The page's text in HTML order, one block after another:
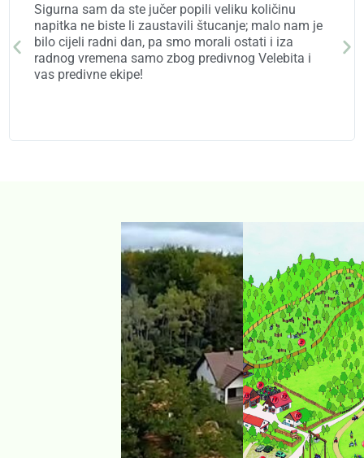
Sigurna sam da ste jučer popili veliku količinu
napitka ne biste li zaustavili štucanje; malo nam je
bilo cijeli radni dan, pa smo morali ostati i iza
radnog vremena samo zbog predivnog Velebita i
vas predivne ekipe!